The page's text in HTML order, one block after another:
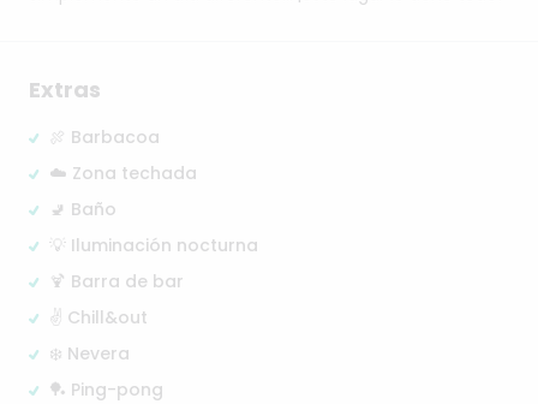
Extras
🍖 Barbacoa
☁️ Zona techada
🚽 Baño
💡 Iluminación nocturna
🍹 Barra de bar
✌️ Chill&out
❄️ Nevera
🏓 Ping-pong